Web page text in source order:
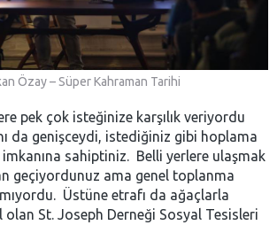
Özay – Süper Kahraman Tarihi
pek çok isteğinize karşılık veriyordu
da genişceydi, istediğiniz gibi hoplama
sahiptiniz. Belli yerlere ulaşmak
geçiyordunuz ama genel toplanma
Üstüne etrafı da ağaçlarla
St. Joseph Derneği Sosyal Tesisleri